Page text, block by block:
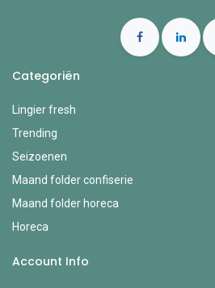
Categoriën
Lingier fresh
Trending
Seizoenen
Maand folder confiserie
Maand folder horeca
Horeca
Account Info